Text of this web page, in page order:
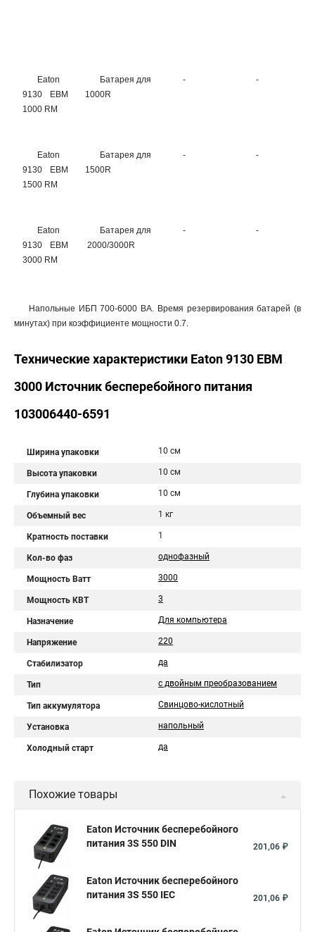
Eaton
9130 EBM
1000 RM
Батарея для
1000R
- -
Eaton
9130 EBM
1500 RM
Батарея для
1500R
- -
Eaton
9130 EBM
3000 RM
Батарея для
2000/3000R
- -
Напольные ИБП 700-6000 ВА. Время резервирования батарей (в
минутах) при коэффициенте мощности 0.7.
Технические характеристики Eaton 9130 EBM
3000 Источник бесперебойного питания
103006440-6591
Ширина упаковки 10 см
Высота упаковки 10 см
Глубина упаковки 10 см
Объемный вес 1 кг
Кратность поставки 1
Кол-во фаз однофазный
Мощность Ватт 3000
Мощность КВТ 3
Назначение Для компьютера
Напряжение 220
Стабилизатор да
Тип с двойным преобразованием
Тип аккумулятора Свинцово-кислотный
Установка напольный
Холодный старт да
Похожие товары
Eaton Источник бесперебойного
питания 3S 550 DIN
201,06 ₽
Eaton Источник бесперебойного
питания 3S 550 IEC
201,06 ₽